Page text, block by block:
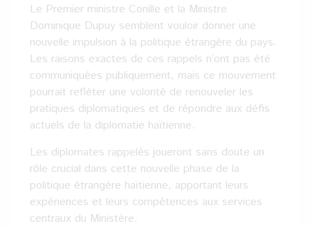
Le Premier ministre Conille et la Ministre
Dominique Dupuy semblent vouloir donner une
nouvelle impulsion à la politique étrangère du pays.
Les raisons exactes de ces rappels n’ont pas été
communiquées publiquement, mais ce mouvement
pourrait refléter une volonté de renouveler les
pratiques diplomatiques et de répondre aux défis
actuels de la diplomatie haïtienne.
Les diplomates rappelés joueront sans doute un
rôle crucial dans cette nouvelle phase de la
politique étrangère haïtienne, apportant leurs
expériences et leurs compétences aux services
centraux du Ministère.